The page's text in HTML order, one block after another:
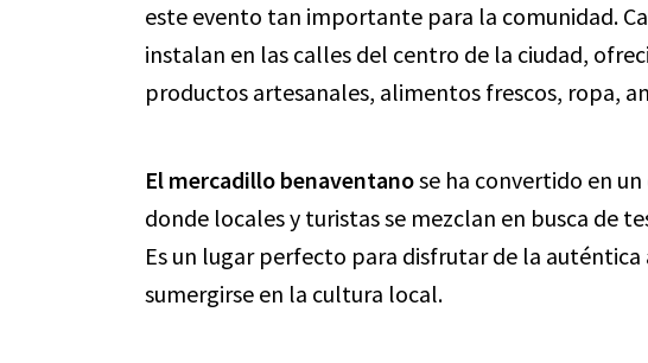
este evento tan importante para la comunidad.
instalan en las calles del centro de la ciudad,
productos artesanales, alimentos frescos, ropa,
El mercadillo benaventanose ha convertido en
donde locales y turistas se mezclan en busca de
Es un lugar perfecto para disfrutar de la
sumergirse en la cultura local.